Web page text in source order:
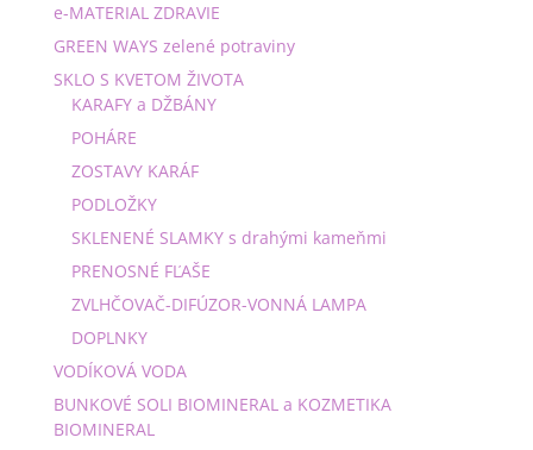
e-MATERIAL ZDRAVIE
GREEN WAYS zelené potraviny
SKLO S KVETOM ŽIVOTA
KARAFY a DŽBÁNY
POHÁRE
ZOSTAVY KARÁF
PODLOŽKY
SKLENENÉ SLAMKY s drahými kameňmi
PRENOSNÉ FĽAŠE
ZVLHČOVAČ-DIFÚZOR-VONNÁ LAMPA
DOPLNKY
VODÍKOVÁ VODA
BUNKOVÉ SOLI BIOMINERAL a KOZMETIKA
BIOMINERAL